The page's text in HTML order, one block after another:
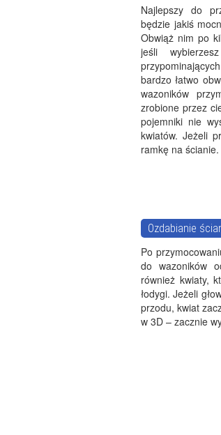
Najlepszy do
będzie jakiś
Obwiąż nim po
jeśli
bardzo łatwo
wazoników
zrobione przez
pojemniki nie
kwiatów. Jeżeli
ramkę na ścianie.
Ozdabianie
Po
do wazoników
również kwiaty,
łodygi. Jeżeli
przodu, kwiat
w 3D – zacznie